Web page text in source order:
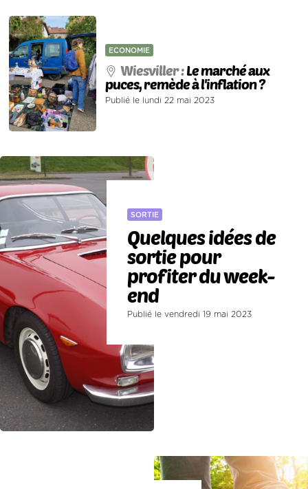
ECONOMIE
Wiesviller :Le marché aux
puces, remède à l'inflation ?
Publié le lundi 22 mai 2023
SORTIE
Quelques idées de
sortie pour
profiter du week-
end
Publié le vendredi 19 mai 2023